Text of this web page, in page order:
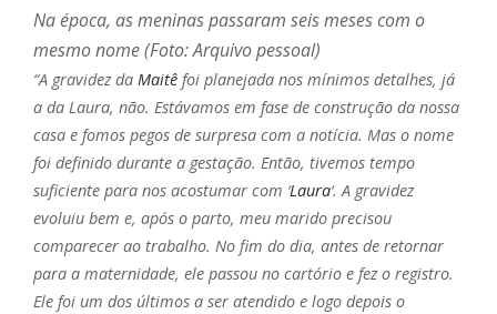
Na época, as meninas passaram seis meses com o
mesmo nome (Foto: Arquivo pessoal)
“A gravidez da Maitê foi planejada nos mínimos detalhes, já
a da Laura, não. Estávamos em fase de construção da nossa
casa e fomos pegos de surpresa com a notícia. Mas o nome
foi definido durante a gestação. Então, tivemos tempo
suficiente para nos acostumar com ‘Laura‘. A gravidez
evoluiu bem e, após o parto, meu marido precisou
comparecer ao trabalho. No fim do dia, antes de retornar
para a maternidade, ele passou no cartório e fez o registro.
Ele foi um dos últimos a ser atendido e logo depois o